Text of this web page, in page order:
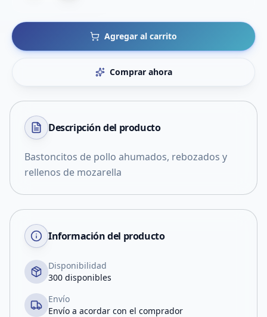
Agregar al carrito
Comprar ahora
Descripción del producto
Bastoncitos de pollo ahumados, rebozados y
rellenos de mozarella
Información del producto
Disponibilidad
300 disponibles
Envío
Envío a acordar con el comprador